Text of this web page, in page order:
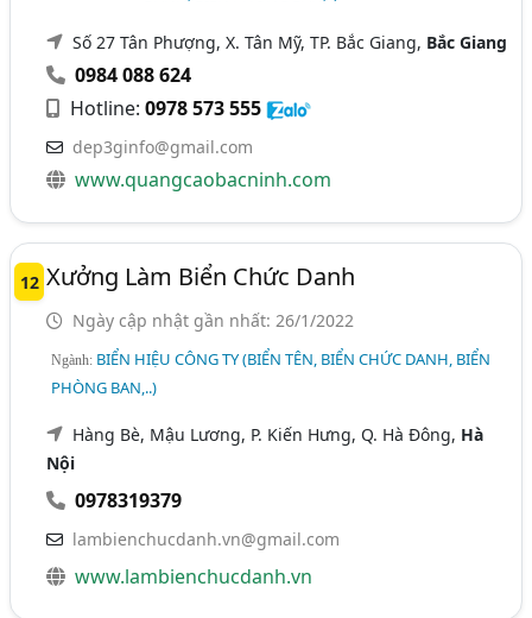
Số 27 Tân Phượng, X. Tân Mỹ, TP. Bắc Giang, Bắc Giang
0984 088 624
Hotline:0978 573 555
dep3ginfo@gmail.com
www.quangcaobacninh.com
12 Xưởng Làm Biển Chức Danh
Ngày cập nhật gần nhất: 26/1/2022
Ngành: BIỂN HIỆU CÔNG TY (BIỂN TÊN, BIỂN CHỨC DANH, BIỂN
PHÒNG BAN,..)
Hàng Bè, Mậu Lương, P. Kiến Hưng, Q. Hà Đông, Hà
Nội
0978319379
lambienchucdanh.vn@gmail.com
www.lambienchucdanh.vn